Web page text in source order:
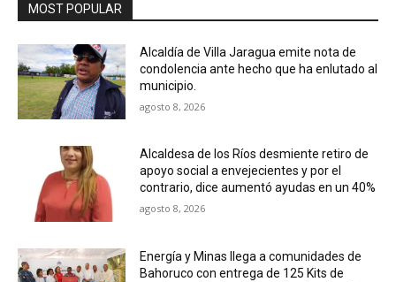
MOST POPULAR
Alcaldía de Villa Jaragua emite nota de
condolencia ante hecho que ha enlutado al
municipio.
agosto 8, 2026
Alcaldesa de los Ríos desmiente retiro de
apoyo social a envejecientes y por el
contrario, dice aumentó ayudas en un 40%
agosto 8, 2026
Energía y Minas llega a comunidades de
Bahoruco con entrega de 125 Kits de